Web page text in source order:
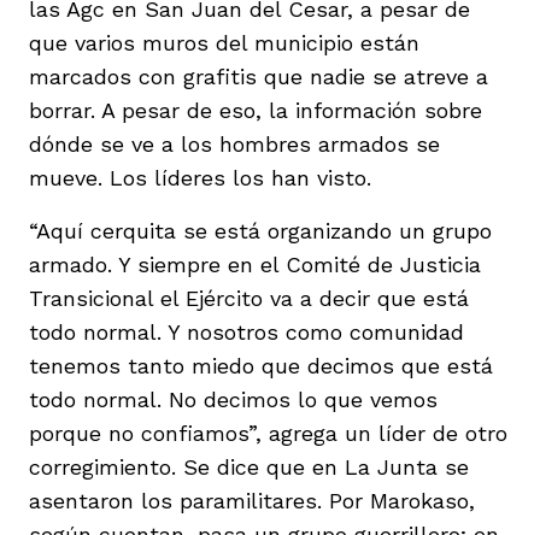
las Agc en San Juan del Cesar, a pesar de
que varios muros del municipio están
marcados con grafitis que nadie se atreve a
borrar. A pesar de eso, la información sobre
dónde se ve a los hombres armados se
mueve. Los líderes los han visto.
“Aquí cerquita se está organizando un grupo
armado. Y siempre en el Comité de Justicia
Transicional el Ejército va a decir que está
todo normal. Y nosotros como comunidad
tenemos tanto miedo que decimos que está
todo normal. No decimos lo que vemos
porque no confiamos”, agrega un líder de otro
corregimiento. Se dice que en La Junta se
asentaron los paramilitares. Por Marokaso,